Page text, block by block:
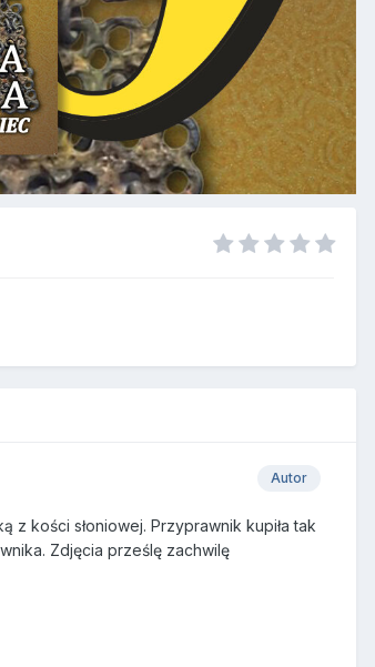
Autor
z kości słoniowej. Przyprawnik kupiła tak
Zdjęcia prześlę zachwilę